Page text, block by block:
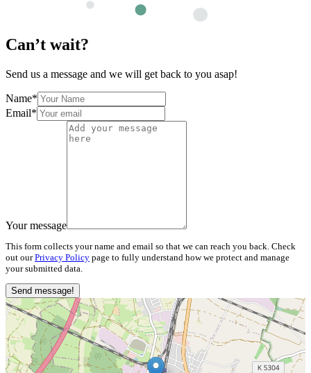
Can’t wait?
Send us a message and we will get back to you asap!
Name*
Email*
Your message
This form collects your name and email so that we can reach you back. Check
out ourPrivacy Policy page to fully understand how we protect and manage
your submitted data.
Send message!